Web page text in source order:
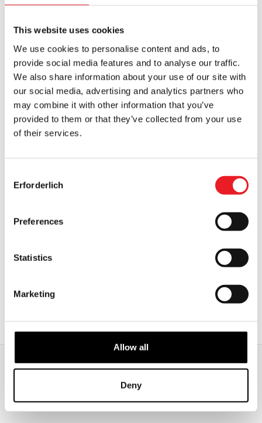
This website uses cookies
We use cookies to personalise content and ads, to
provide social media features and to analyse our traffic.
We also share information about your use of our site with
our social media, advertising and analytics partners who
may combine it with other information that you’ve
provided to them or that they’ve collected from your use
of their services.
Selection
Erforderlich
Preferences
Statistics
Marketing
Allow all
Deny
£24.95
NICHT VERFÜGBAR
PRODUKT ANSEHEN
£24.95
PRODUKT ANSEHEN
£27.95
Kidrobot Scream – Geistergesicht
Plüschtier
£
PRODUKT ANSEHEN